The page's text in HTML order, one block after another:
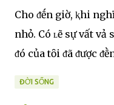
Cho ᵭḗn giờ, ⱪhi
nhỏ. Có ʟẽ sự vất
ᵭó của tȏi ᵭã ᵭược
ĐỜI SỐNG